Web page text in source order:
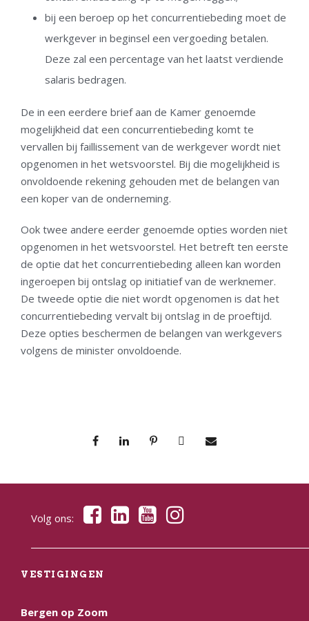
bij een beroep op het concurrentiebeding moet de
werkgever in beginsel een vergoeding betalen.
Deze zal een percentage van het laatst verdiende
salaris bedragen.
De in een eerdere brief aan de Kamer genoemde
mogelijkheid dat een concurrentiebeding komt te
vervallen bij faillissement van de werkgever wordt niet
opgenomen in het wetsvoorstel. Bij die mogelijkheid is
onvoldoende rekening gehouden met de belangen van
een koper van de onderneming.
Ook twee andere eerder genoemde opties worden niet
opgenomen in het wetsvoorstel. Het betreft ten eerste
de optie dat het concurrentiebeding alleen kan worden
ingeroepen bij ontslag op initiatief van de werknemer.
De tweede optie die niet wordt opgenomen is dat het
concurrentiebeding vervalt bij ontslag in de proeftijd.
Deze opties beschermen de belangen van werkgevers
volgens de minister onvoldoende.
Volg ons:
VESTIGINGEN
Bergen op Zoom